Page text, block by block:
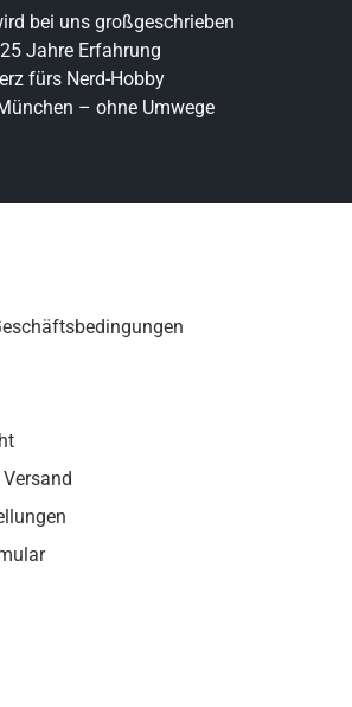
bei uns großgeschrieben
Jahre Erfahrung
fürs Nerd-Hobby
– ohne Umwege